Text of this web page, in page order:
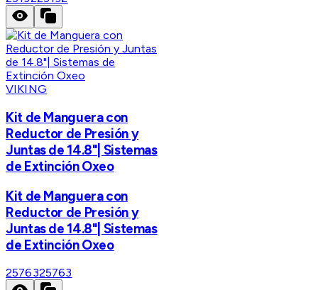
VIKING
Kit de Manguera con
Reductor de Presión y
Juntas de 14.8"| Sistemas
de Extinción Oxeo
Kit de Manguera con
Reductor de Presión y
Juntas de 14.8"| Sistemas
de Extinción Oxeo
2576325763